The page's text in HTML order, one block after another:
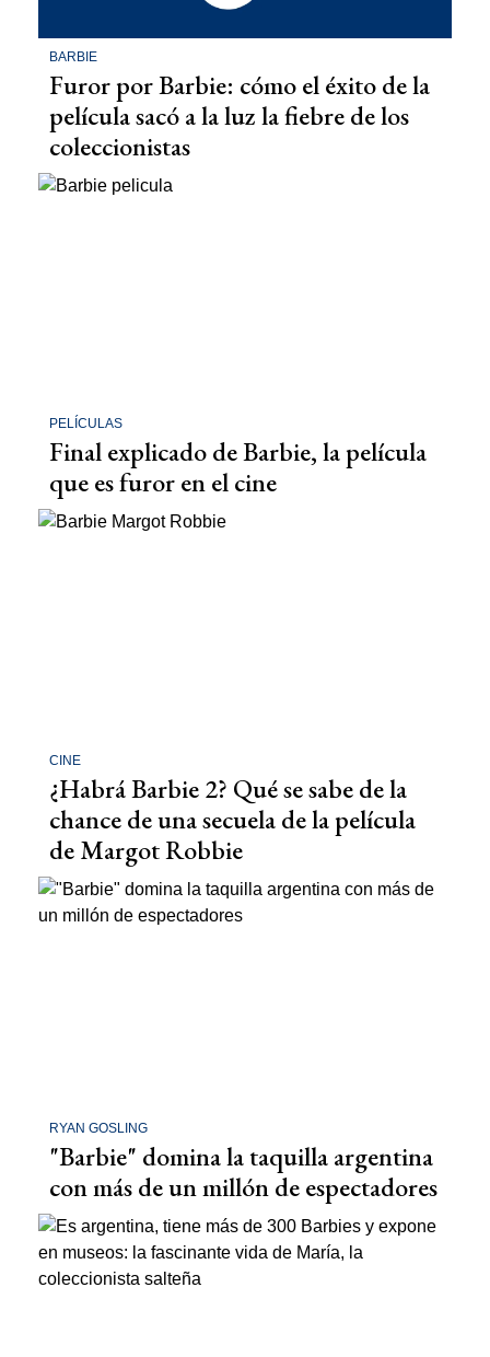
BARBIE
Furor por Barbie: cómo el éxito de la
película sacó a la luz la fiebre de los
coleccionistas
PELÍCULAS
Final explicado de Barbie, la película
que es furor en el cine
CINE
¿Habrá Barbie 2? Qué se sabe de la
chance de una secuela de la película
de Margot Robbie
RYAN GOSLING
"Barbie" domina la taquilla argentina
con más de un millón de espectadores